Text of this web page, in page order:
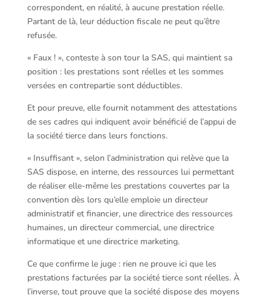
correspondent, en réalité, à aucune prestation réelle.
Partant de là, leur déduction fiscale ne peut qu’être
refusée.
« Faux ! », conteste à son tour la SAS, qui maintient sa
position : les prestations sont réelles et les sommes
versées en contrepartie sont déductibles.
Et pour preuve, elle fournit notamment des attestations
de ses cadres qui indiquent avoir bénéficié de l’appui de
la société tierce dans leurs fonctions.
« Insuffisant », selon l’administration qui relève que la
SAS dispose, en interne, des ressources lui permettant
de réaliser elle-même les prestations couvertes par la
convention dès lors qu’elle emploie un directeur
administratif et financier, une directrice des ressources
humaines, un directeur commercial, une directrice
informatique et une directrice marketing.
Ce que confirme le juge : rien ne prouve ici que les
prestations facturées par la société tierce sont réelles. À
l’inverse, tout prouve que la société dispose des moyens